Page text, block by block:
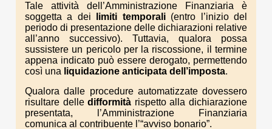
Tale attività dell’Amministrazione Finanziaria è
soggetta a dei
limiti temporali(entro l’inizio del
periodo di presentazione delle dichiarazioni relative
all’anno successivo). Tuttavia, qualora possa
sussistere un pericolo per la riscossione, il termine
appena indicato può essere derogato, permettendo
così una liquidazione anticipata dell’imposta.
Qualora dalle procedure automatizzate dovessero
risultare delledifformità rispetto alla dichiarazione
presentata, l’Amministrazione Finanziaria
comunica al contribuente l’“avviso bonario”.